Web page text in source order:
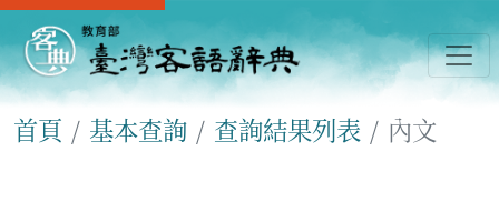
首頁 基本查詢 查詢結果列表 內文